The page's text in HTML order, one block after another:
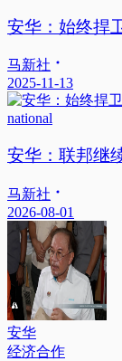
安华：始终捍
马新社
2025-11-13
national
安华：联邦继
马新社
2026-08-01
安华
经济合作